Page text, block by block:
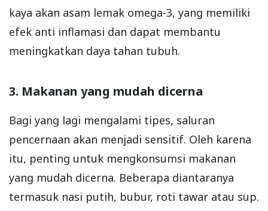
kaya akan asam lemak omega-3, yang memiliki
efek anti inflamasi dan dapat membantu
meningkatkan daya tahan tubuh.
3. Makanan yang mudah dicerna
Bagi yang lagi mengalami tipes, saluran
pencernaan akan menjadi sensitif. Oleh karena
itu, penting untuk mengkonsumsi makanan
yang mudah dicerna. Beberapa diantaranya
termasuk nasi putih, bubur, roti tawar atau sup.